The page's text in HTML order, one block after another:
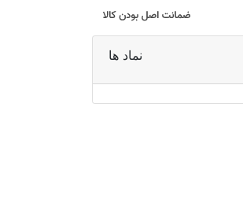
نماد ها